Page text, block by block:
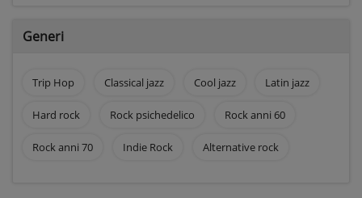
Generi
Trip Hop Classical jazz Cool jazz Latin jazz
Hard rock Rock psichedelico Rock anni 60
Rock anni 70 Indie Rock Alternative rock